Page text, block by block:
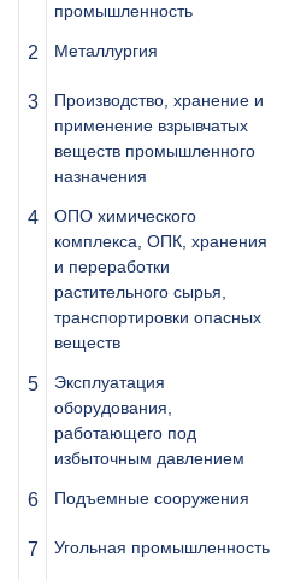
промышленность
2 Металлургия
3
Производство, хранение и
применение взрывчатых
веществ промышленного
назначения
4
ОПО химического
комплекса, ОПК, хранения
и переработки
растительного сырья,
транспортировки опасных
веществ
5
Эксплуатация
оборудования,
работающего под
избыточным давлением
6 Подъемные сооружения
7 Угольная промышленность